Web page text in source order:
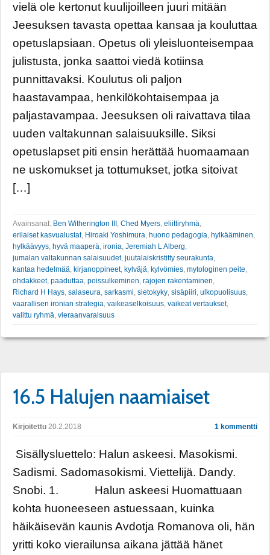
vielä ole kertonut kuulijoilleen juuri mitään
Jeesuksen tavasta opettaa kansaa ja kouluttaa
opetuslapsiaan. Opetus oli yleisluonteisempaa
julistusta, jonka saattoi viedä kotiinsa
punnittavaksi. Koulutus oli paljon
haastavampaa, henkilökohtaisempaa ja
paljastavampaa. Jeesuksen oli raivattava tilaa
uuden valtakunnan salaisuuksille. Siksi
opetuslapset piti ensin herättää huomaamaan
ne uskomukset ja tottumukset, jotka sitoivat
[…]
Avainsanat: Ben Witherington III Ched Myers eliittiryhmä
erilaiset kasvualustat, Hiroaki Yoshimura huono pedagogia hylkääminen
hylkäävyys hyvä maaperä ironia Jeremiah L Alberg
jumalan valtakunnan salaisuudet, juutalaiskristitty seurakunta
kantaa hedelmää kirjanoppineet, kylväjä kylvömies mytologinen peite
ohdakkeet, paaduttaa poissulkeminen rajojen rakentaminen
Richard H Hays salaseura sarkasmi sietokyky sisäpiiri ulkopuolisuus
vaarallisen ironian strategia vaikeaselkoisuus vaikeat vertaukset,
valittu ryhmä vieraanvaraisuus
16.5 Halujen naamiaiset
Kirjoitettu 20.2.2018 1 kommentti
Sisällysluettelo: Halun askeesi. Masokismi.
Sadismi. Sadomasokismi. Viettelijä. Dandy.
Snobi. 1. Halun askeesi Huomattuaan
kohta huoneeseen astuessaan, kuinka
häikäisevän kaunis Avdotja Romanova oli, hän
yritti koko vierailunsa aikana jättää hänet